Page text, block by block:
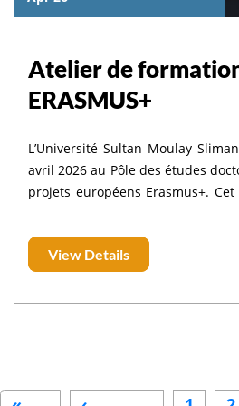
Atelier de
ERASMUS+
L’Université Sultan Moulay
avril 2026 au Pôle des études
projets européens Erasmus+. Cet atelier, animé par Dr Latifa DAADAOUI et Dr Ahmed GHANIMI, a connu la
permis d’accompagn
View Details
Pagination